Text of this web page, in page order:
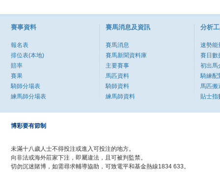
賽事資料
報名表
排位表(本地)
賠率
賽果
騎師分場表
練馬師分場表
賽馬消息及資訊
賽馬消息
賽馬新聞資料庫
主要賽事
馬匹資料
騎師資料
練馬師資料
分析
速勢能
賽日數
初出馬
騎練配
馬匹搬
貼士指
博彩要有節制
未滿十八歲人士不得投注或進入可投注的地方。
向非法或海外莊家下注，即屬違法，且可被判監禁。
切勿沉迷賭博，如需尋求輔導協助，可致電平和基金熱線1834 633。